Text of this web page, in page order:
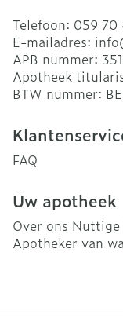
Telefoon: 059 70
E-mailadres:
APB nummer:
Apotheek
BTW nummer:
FAQ
Uw apotheek
Over ons Nuttige
Apotheker van